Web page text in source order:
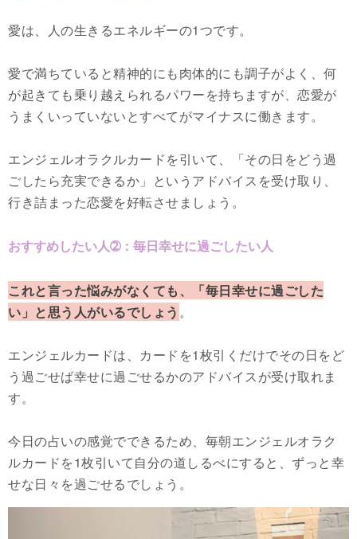
愛は、人の生きるエネルギーの1つです。
愛で満ちていると精神的にも肉体的にも調子がよく、何
が起きても乗り越えられるパワーを持ちますが、恋愛が
うまくいっていないとすべてがマイナスに働きます。
エンジェルオラクルカードを引いて、「その日をどう過
ごしたら充実できるか」というアドバイスを受け取り、
行き詰まった恋愛を好転させましょう。
おすすめしたい人➁：毎日幸せに過ごしたい人
これと言った悩みがなくても、「毎日幸せに過ごした
い」と思う人がいるでしょう 。
エンジェルカードは、カードを1枚引くだけでその日をど
う過ごせば幸せに過ごせるかのアドバイスが受け取れま
す。
今日の占いの感覚でできるため、毎朝エンジェルオラク
ルカードを1枚引いて自分の道しるべにすると、ずっと幸
せな日々を過ごせるでしょう。